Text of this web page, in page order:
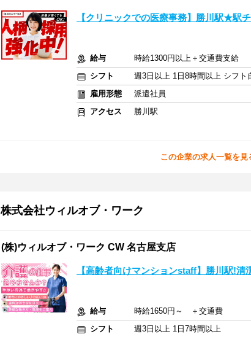
【クリニックでの医療事務】勝川駅★駅
給与
時給1300円以上＋交通費支給
シフト
週3日以上 1日8時間以上 シフト
雇用形態
派遣社員
アクセス
勝川駅
この企業の求人一覧を見
株式会社ウィルオブ・ワーク
(株)ウィルオブ・ワーク CW 名古屋支店
【高齢者向けマンションstaff】勝川駅!
給与
時給1650円～ ＋交通費
シフト
週3日以上 1日7時間以上